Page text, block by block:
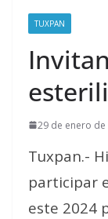
TUXPAN
29 de enero de
Tuxpan.-
participar
este 2024